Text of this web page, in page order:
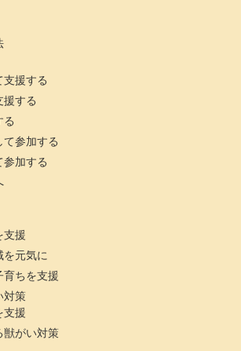
支援する
援する
る
参加する
参加する
支援
を元気に
育ちを支援
対策
支援
獣がい対策